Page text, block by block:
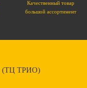
Качественный товар
большой ассортимент
(ТЦ ТРИО)